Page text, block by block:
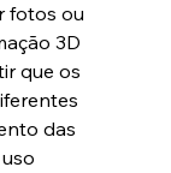
fotos ou
3D
que os
das